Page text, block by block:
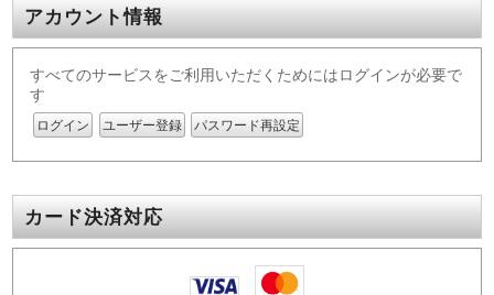
アカウント情報
すべてのサービスをご利用いただくためにはログインが必要で
す
ログイン ユーザー登録 パスワード再設定
カード決済対応